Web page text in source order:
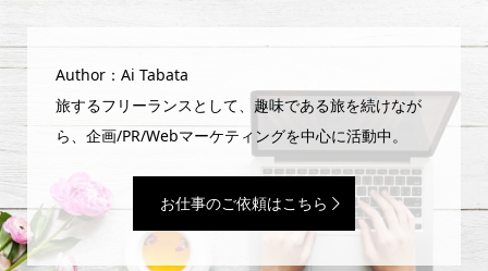
Author：Ai Tabata
旅するフリーランスとして、趣味である旅を続けなが
ら、企画/PR/Webマーケティングを中心に活動中。
お仕事のご依頼はこちら